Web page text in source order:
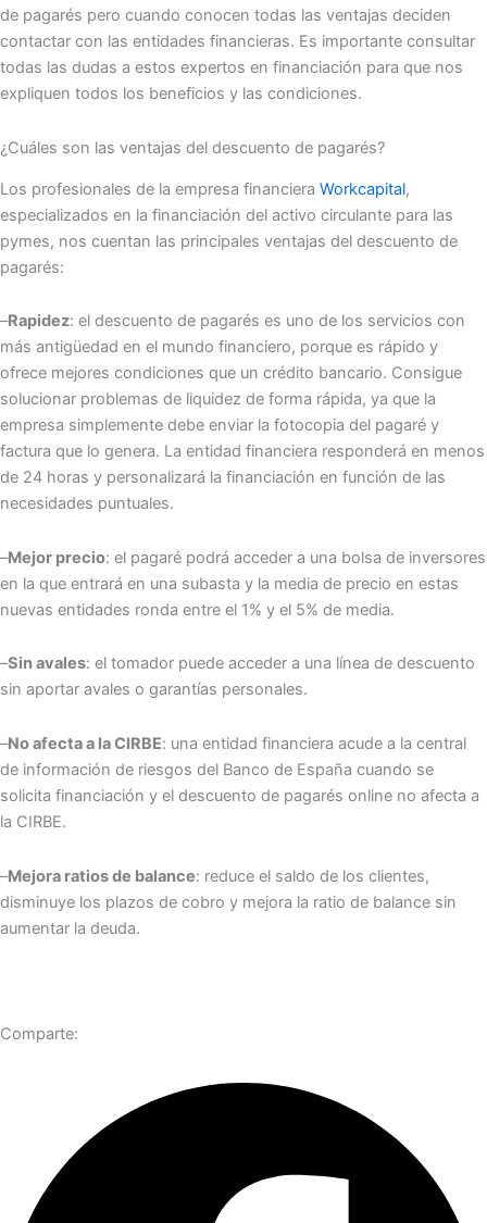
de pagarés pero cuando conocen todas las ventajas deciden
contactar con las entidades financieras. Es importante consultar
todas las dudas a estos expertos en financiación para que nos
expliquen todos los beneficios y las condiciones.
¿Cuáles son las ventajas del descuento de pagarés?
Los profesionales de la empresa financiera Workcapital,
especializados en la financiación del activo circulante para las
pymes, nos cuentan las principales ventajas del descuento de
pagarés:
–Rapidez: el descuento de pagarés es uno de los servicios con
más antigüedad en el mundo financiero, porque es rápido y
ofrece mejores condiciones que un crédito bancario. Consigue
solucionar problemas de liquidez de forma rápida, ya que la
empresa simplemente debe enviar la fotocopia del pagaré y
factura que lo genera. La entidad financiera responderá en menos
de 24 horas y personalizará la financiación en función de las
necesidades puntuales.
–Mejor precio: el pagaré podrá acceder a una bolsa de inversores
en la que entrará en una subasta y la media de precio en estas
nuevas entidades ronda entre el 1% y el 5% de media.
–Sin avales: el tomador puede acceder a una línea de descuento
sin aportar avales o garantías personales.
–No afecta a la CIRBE: una entidad financiera acude a la central
de información de riesgos del Banco de España cuando se
solicita financiación y el descuento de pagarés online no afecta a
la CIRBE.
–Mejora ratios de balance: reduce el saldo de los clientes,
disminuye los plazos de cobro y mejora la ratio de balance sin
aumentar la deuda.
Comparte: